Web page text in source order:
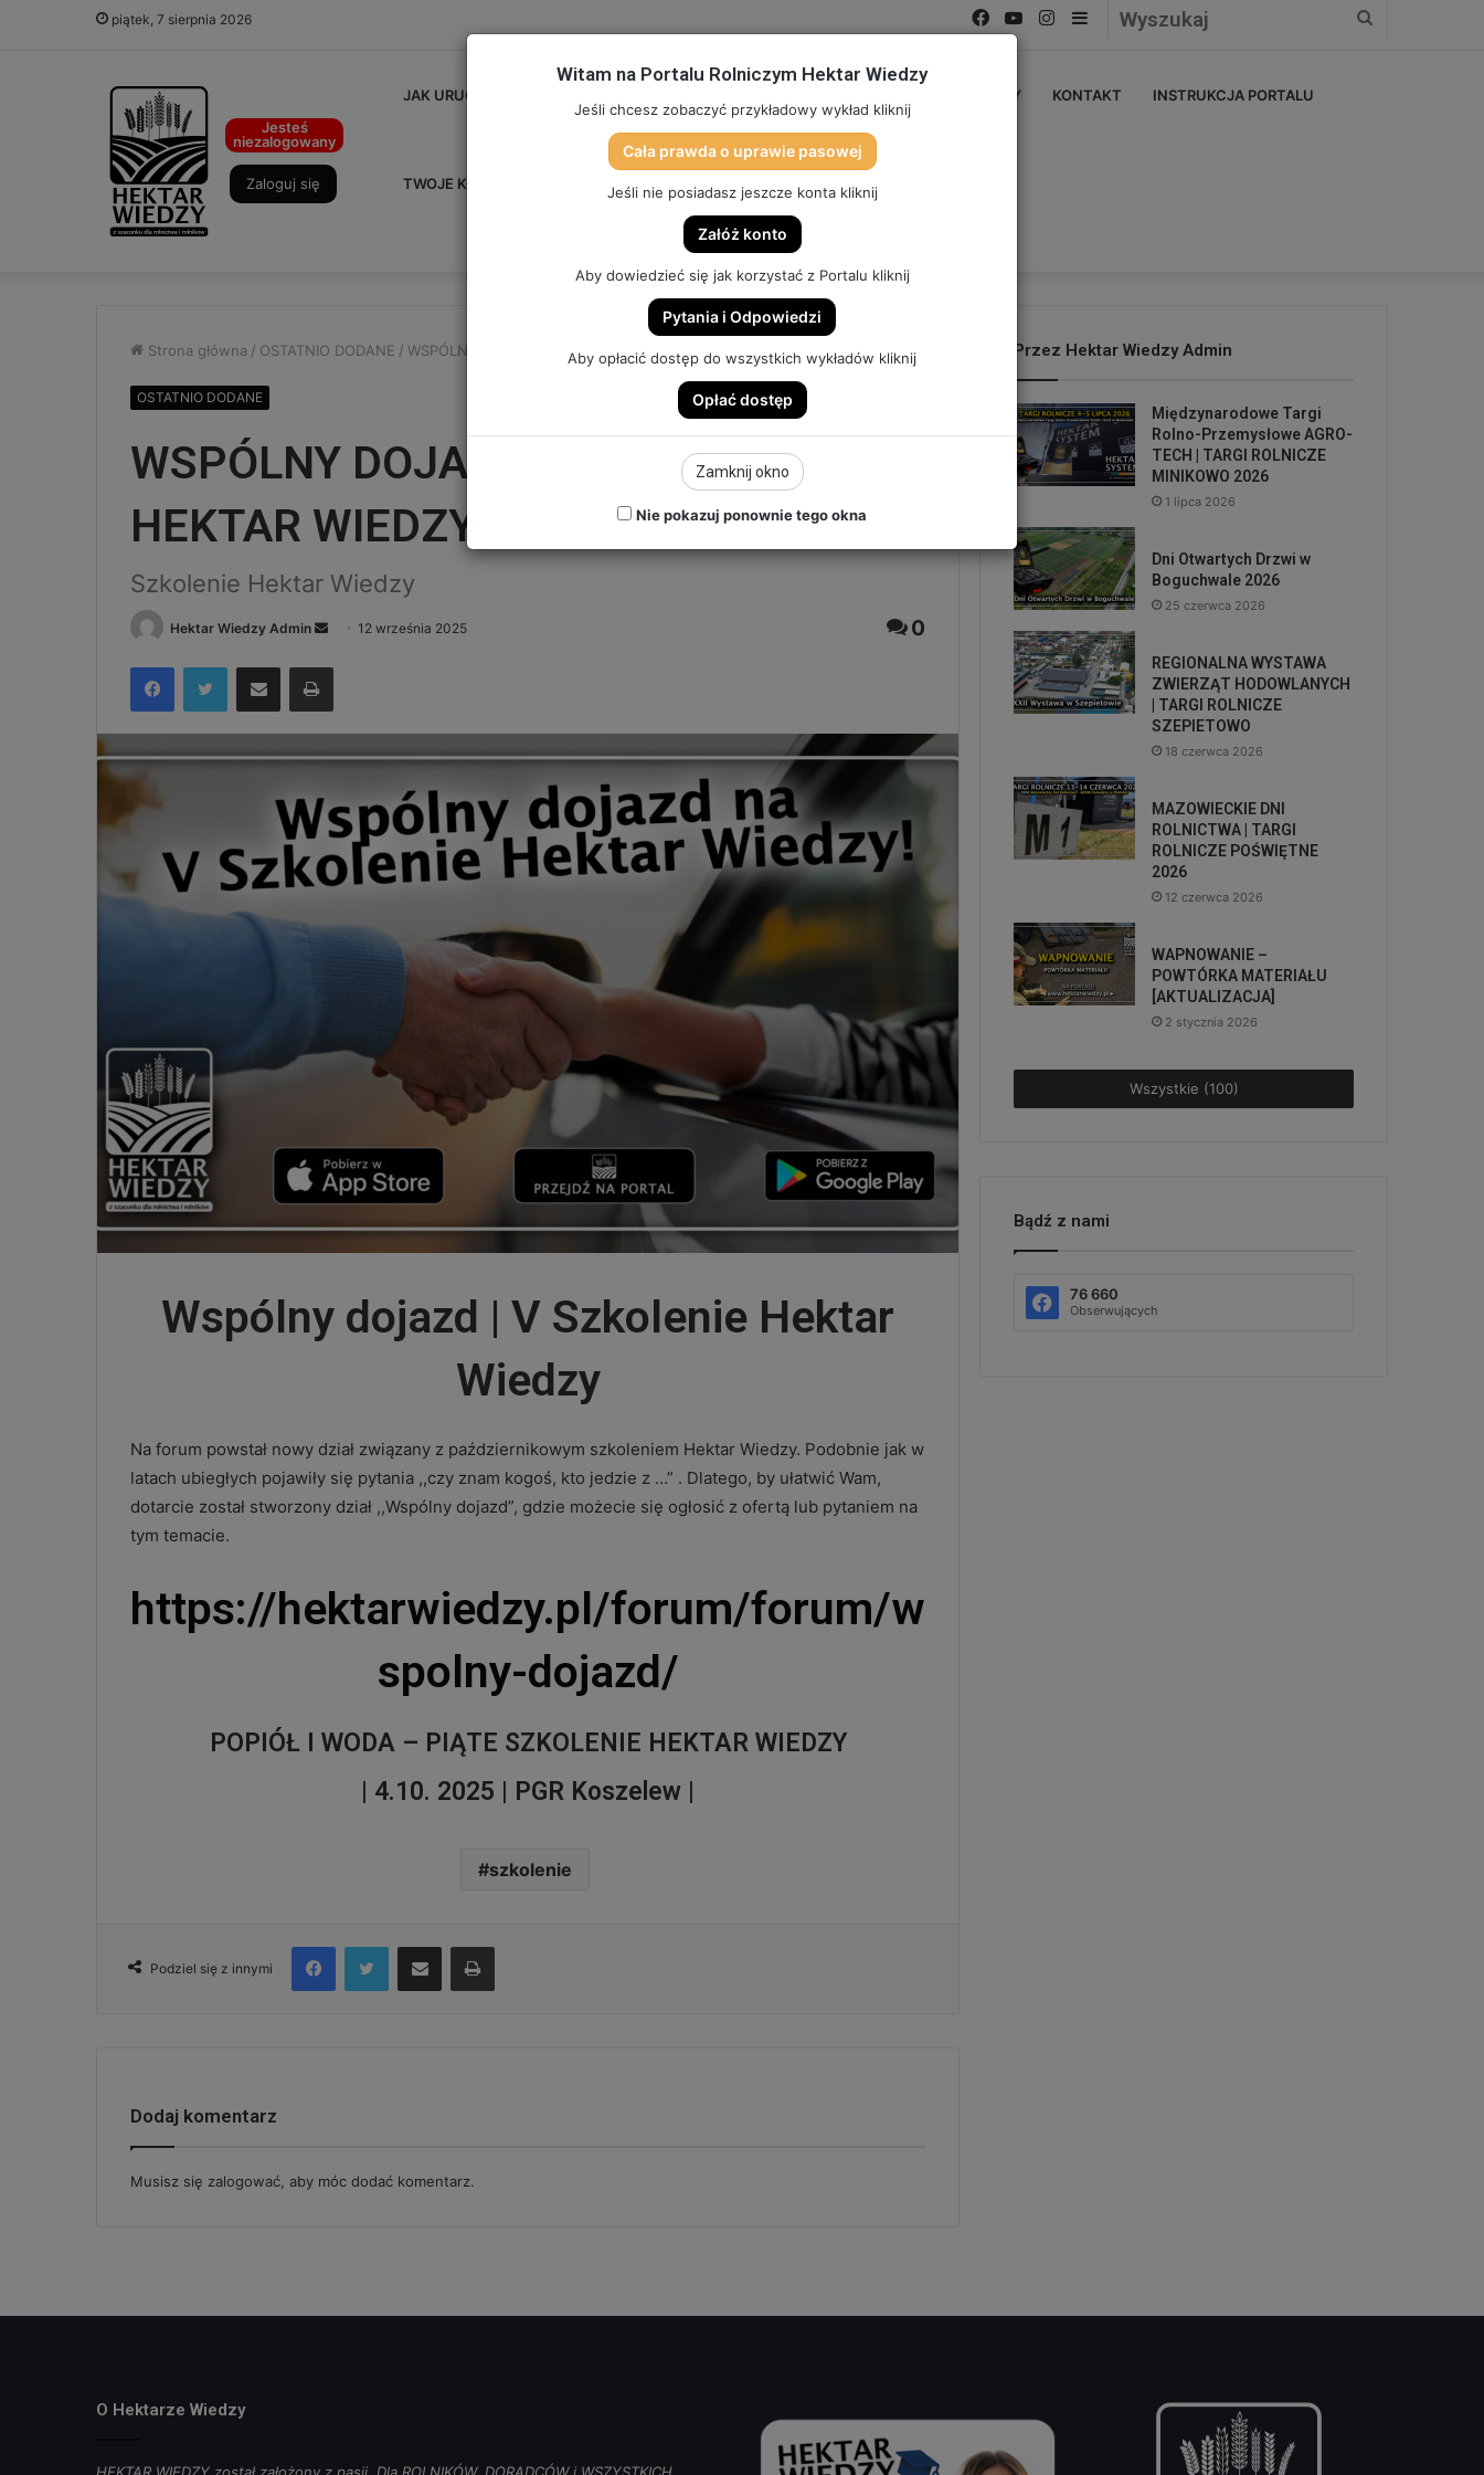
piątek, 7 sierpnia 2026 Sidebar
Instagram
YouTube
Facebook
Jesteś
niezalogowany
Zaloguj się
JAK URUCHOMIĆ PORTAL PARTNERZY KONTAKT INSTRUKCJA PORTALU
TWOJE KONTO SKLEP (DOSTĘP, GADŻETY, SZKOLENIA) HEKTAR SYSTEM
Strona główna / OSTATNIO DODANE / WSPÓLNY DOJAZD | V SZKOLENIE HEKTAR WIEDZY
OSTATNIO DODANE
WSPÓLNY DOJAZD | V SZKOLENIE
HEKTAR WIEDZY
Szkolenie Hektar Wiedzy
Hektar Wiedzy Admin
Send 12 września 2025 0
FacebookTwitter Udostępnij via e-mail Drukuj
Wspólny dojazd | V Szkolenie Hektar
Wiedzy
Na forum powstał nowy dział związany z październikowym szkoleniem Hektar Wiedzy. Podobnie jak w
latach ubiegłych pojawiły się pytania ,,czy znam kogoś, kto jedzie z …” . Dlatego, by ułatwić Wam,
dotarcie został stworzony dział ,,Wspólny dojazd”, gdzie możecie się ogłosić z ofertą lub pytaniem na
tym temacie.
https://hektarwiedzy.pl/forum/forum/w
spolny-dojazd/
POPIÓŁ I WODA – PIĄTE SZKOLENIE HEKTAR WIEDZY
| 4.10. 2025 | PGR Koszelew |
szkolenie
Podziel się z innymi
FacebookTwitter Udostępnij via e-mail Drukuj
Dodaj komentarz
Musisz się zalogować , aby móc dodać komentarz.
Przez Hektar Wiedzy Admin
Międzynarodowe Targi
Rolno-Przemysłowe AGRO-
TECH | TARGI ROLNICZE
MINIKOWO 2026
1 lipca 2026
Dni Otwartych Drzwi w
Boguchwale 2026
25 czerwca 2026
REGIONALNA WYSTAWA
ZWIERZĄT HODOWLANYCH
| TARGI ROLNICZE
SZEPIETOWO
18 czerwca 2026
MAZOWIECKIE DNI
ROLNICTWA | TARGI
ROLNICZE POŚWIĘTNE
2026
12 czerwca 2026
WAPNOWANIE –
POWTÓRKA MATERIAŁU
[AKTUALIZACJA]
2 stycznia 2026
Wszystkie (100)
Bądź z nami
76 660
Obserwujących
O Hektarze Wiedzy
HEKTAR WIEDZY został założony z pasji. Dla ROLNIKÓW, DORADCÓW i WSZYSTKICH,
Witam na Portalu Rolniczym Hektar Wiedzy
Jeśli chcesz zobaczyć przykładowy wykład kliknij
Cała prawda o uprawie pasowej
Jeśli nie posiadasz jeszcze konta kliknij
Załóż konto
Aby dowiedzieć się jak korzystać z Portalu kliknij
Pytania i Odpowiedzi
Aby opłacić dostęp do wszystkich wykładów kliknij
Opłać dostęp
Zamknij okno
Nie pokazuj ponownie tego okna